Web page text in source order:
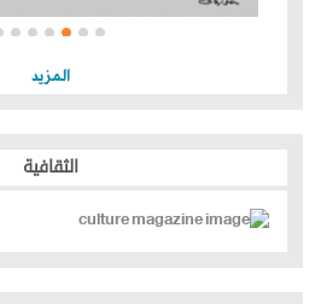
المزيد
الثقافية